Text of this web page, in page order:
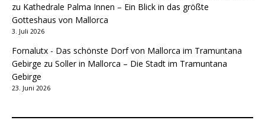
zu Kathedrale Palma Innen – Ein Blick in das größte
Gotteshaus von Mallorca
3. Juli 2026
Fornalutx - Das schönste Dorf von Mallorca im Tramuntana
Gebirge zu Soller in Mallorca – Die Stadt im Tramuntana
Gebirge
23. Juni 2026